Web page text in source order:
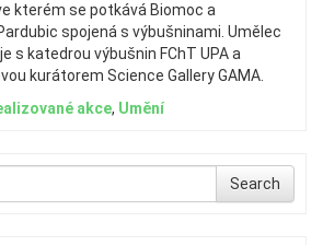
kterém se potkává Biomoc a
spojená s výbušninami. Umělec
s katedrou výbušnin FChT UPA a
kurátorem Science Gallery GAMA.
akce, Umění
Search